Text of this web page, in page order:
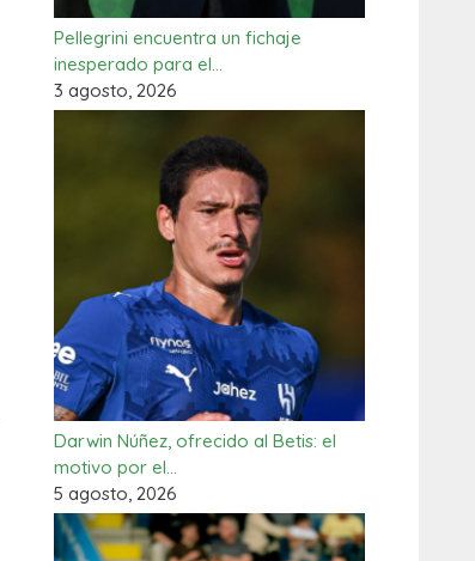
Pellegrini encuentra un fichaje
inesperado para el…
3 agosto, 2026
Darwin Núñez, ofrecido al Betis: el
motivo por el…
5 agosto, 2026